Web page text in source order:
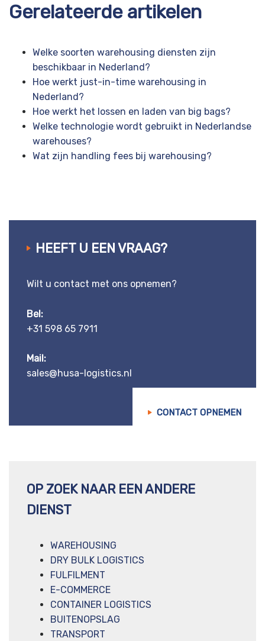
Gerelateerde artikelen
Welke soorten warehousing diensten zijn
beschikbaar in Nederland?
Hoe werkt just-in-time warehousing in
Nederland?
Hoe werkt het lossen en laden van big bags?
Welke technologie wordt gebruikt in Nederlandse
warehouses?
Wat zijn handling fees bij warehousing?
HEEFT U EEN VRAAG?
Wilt u contact met ons opnemen?
Bel:
+31 598 65 7911
Mail:
sales@husa-logistics.nl
CONTACT OPNEMEN
OP ZOEK NAAR EEN ANDERE
DIENST
WAREHOUSING
DRY BULK LOGISTICS
FULFILMENT
E-COMMERCE
CONTAINER LOGISTICS
BUITENOPSLAG
TRANSPORT